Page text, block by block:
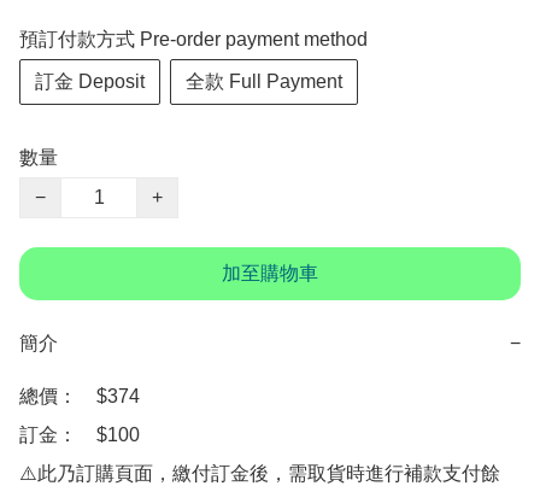
預訂付款方式 Pre-order payment method
訂金 Deposit 全款 Full Payment
數量
−
+
加至購物車
簡介 −
總價：　$374
訂金：　$100
⚠️此乃訂購頁面，繳付訂金後，需取貨時進行補款支付餘